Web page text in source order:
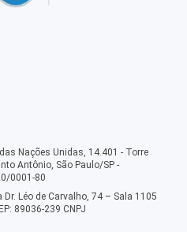
Nações Unidas, 14.401 - Torre
Antônio, São Paulo/SP -
0001-80
Léo de Carvalho, 74 – Sala 1105
89036-239 CNPJ